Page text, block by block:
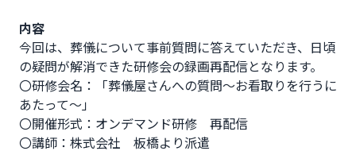
内容
今回は、葬儀について事前質問に答えていただき、日頃
の疑問が解消できた研修会の録画再配信となります。
〇研修会名：「葬儀屋さんへの質問～お看取りを行うに
あたって～」
〇開催形式：オンデマンド研修　再配信
〇講師：株式会社　板橋より派遣